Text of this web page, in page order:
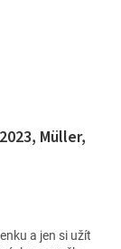
Müller,
a jen si užít